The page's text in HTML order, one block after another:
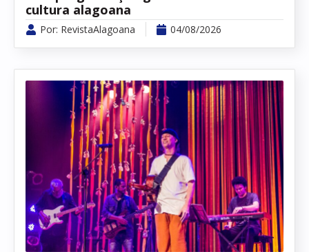
cultura alagoana
Por: RevistaAlagoana 04/08/2026